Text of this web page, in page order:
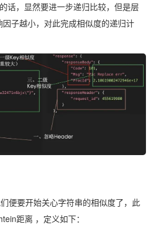
话，显然要进一步递归比较，但是层
子越小，对此完成相似度的递归计
便要开始关心字符串的相似度了，此
距离 ，定义如下：